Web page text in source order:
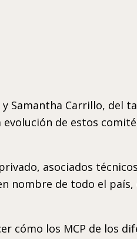
Samantha Carrillo, del
de estos
asociados
nombre de todo el
cómo los MCP de los